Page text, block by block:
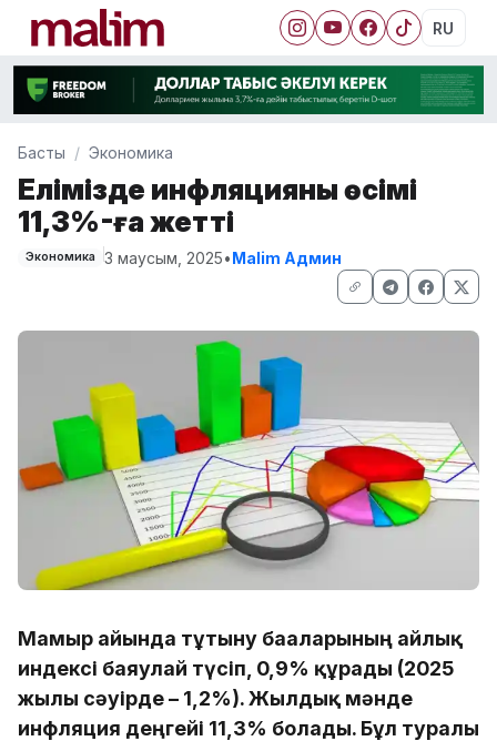
RU
Басты Экономика
Елімізде инфляцияның өсімі
11,3%-ға жетті
Экономика 3 маусым, 2025•Malim Админ
Мамыр айында тұтыну бағаларының айлық
индексі баяулай түсіп, 0,9% құрады (2025
жылғы сәуірде – 1,2%). Жылдық мәнде
инфляция деңгейі 11,3% болады. Бұл туралы